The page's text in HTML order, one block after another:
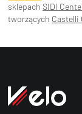
sklepach SIDI
tworzących Castelli